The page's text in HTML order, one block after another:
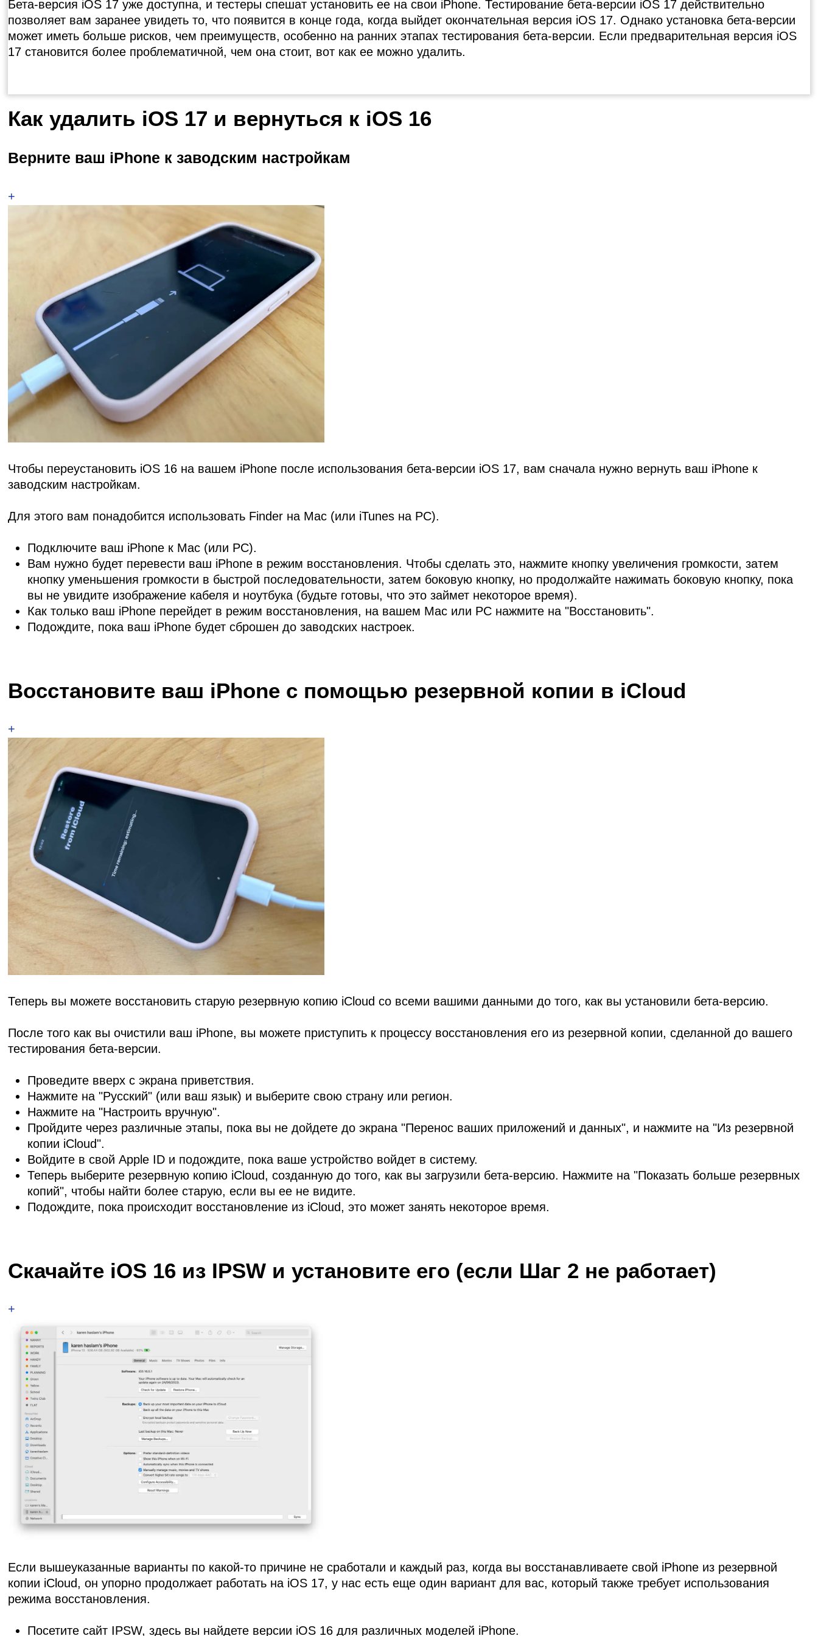
Бета-версия iOS 17 уже доступна, и тестеры спешат установить ее на свои iPhone. Тестирование бета-версии iOS 17 действительно
позволяет вам заранее увидеть то, что появится в конце года, когда выйдет окончательная версия iOS 17. Однако установка бета-версии
может иметь больше рисков, чем преимуществ, особенно на ранних этапах тестирования бета-версии. Если предварительная версия iOS
17 становится более проблематичной, чем она стоит, вот как ее можно удалить.
Как удалить iOS 17 и вернуться к iOS 16
Верните ваш iPhone к заводским настройкам
+
Чтобы переустановить iOS 16 на вашем iPhone после использования бета-версии iOS 17, вам сначала нужно вернуть ваш iPhone к
заводским настройкам.
Для этого вам понадобится использовать Finder на Mac (или iTunes на PC).
Подключите ваш iPhone к Mac (или PC).
Вам нужно будет перевести ваш iPhone в режим восстановления. Чтобы сделать это, нажмите кнопку увеличения громкости, затем
кнопку уменьшения громкости в быстрой последовательности, затем боковую кнопку, но продолжайте нажимать боковую кнопку, пока
вы не увидите изображение кабеля и ноутбука (будьте готовы, что это займет некоторое время).
Как только ваш iPhone перейдет в режим восстановления, на вашем Mac или PC нажмите на "Восстановить".
Подождите, пока ваш iPhone будет сброшен до заводских настроек.
Восстановите ваш iPhone с помощью резервной копии в iCloud
+
Теперь вы можете восстановить старую резервную копию iCloud со всеми вашими данными до того, как вы установили бета-версию.
После того как вы очистили ваш iPhone, вы можете приступить к процессу восстановления его из резервной копии, сделанной до вашего
тестирования бета-версии.
Проведите вверх с экрана приветствия.
Нажмите на "Русский" (или ваш язык) и выберите свою страну или регион.
Нажмите на "Настроить вручную".
Пройдите через различные этапы, пока вы не дойдете до экрана "Перенос ваших приложений и данных", и нажмите на "Из резервной
копии iCloud".
Войдите в свой Apple ID и подождите, пока ваше устройство войдет в систему.
Теперь выберите резервную копию iCloud, созданную до того, как вы загрузили бета-версию. Нажмите на "Показать больше резервных
копий", чтобы найти более старую, если вы ее не видите.
Подождите, пока происходит восстановление из iCloud, это может занять некоторое время.
Скачайте iOS 16 из IPSW и установите его (если Шаг 2 не работает)
+
Если вышеуказанные варианты по какой-то причине не сработали и каждый раз, когда вы восстанавливаете свой iPhone из резервной
копии iCloud, он упорно продолжает работать на iOS 17, у нас есть еще один вариант для вас, который также требует использования
режима восстановления.
Посетите сайт IPSW, здесь вы найдете версии iOS 16 для различных моделей iPhone.